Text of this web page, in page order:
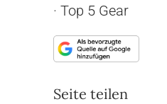
· Top 5 Gear
Seite teilen